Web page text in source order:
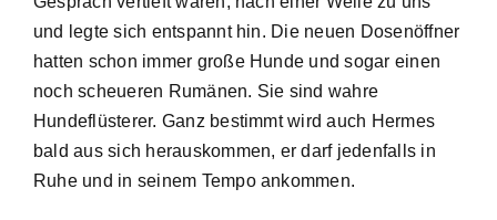
und legte sich entspannt hin. Die neuen Dosenöffner
hatten schon immer große Hunde und sogar einen
noch scheueren Rumänen. Sie sind wahre
Hundeflüsterer. Ganz bestimmt wird auch Hermes
bald aus sich herauskommen, er darf jedenfalls in
Ruhe und in seinem Tempo ankommen.